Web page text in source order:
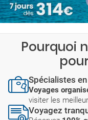
Pourquoi
Spécialistes
Voyages
visiter les
Voyagez